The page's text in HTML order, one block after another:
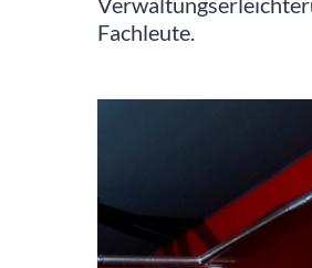
Fachleute.